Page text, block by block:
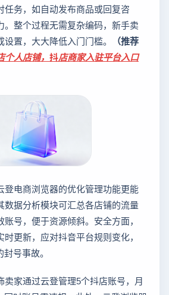
任务，如自动发布商品或回复咨
。整个过程无需复杂编码，新手卖
置，大大降低入门门槛。
（推荐
个人店铺，抖店商家入驻平台入口
登电商浏览器的优化管理功能更能
数据分析模块可汇总各店铺的流量
号，便于资源倾斜。安全方面，
更新，应对抖音平台规则变化，
号事故。
卖家通过云登管理5个抖店账号，月